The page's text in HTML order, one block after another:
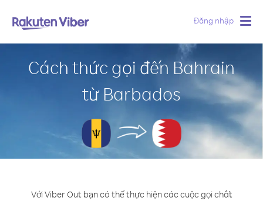
Đăng nhập
Cách thức gọi đến Bahrain
từ Barbados
Với Viber Out bạn có thể thực hiện các cuộc gọi chất